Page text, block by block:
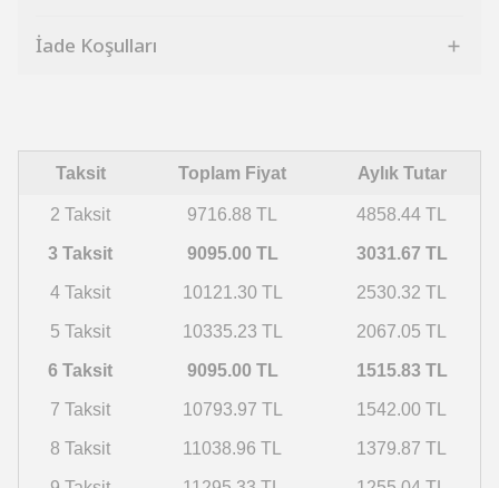
İade Koşulları
Taksit Toplam Fiyat Aylık Tutar
2 Taksit 9716.88 TL 4858.44 TL
3 Taksit 9095.00 TL 3031.67 TL
4 Taksit 10121.30 TL 2530.32 TL
5 Taksit 10335.23 TL 2067.05 TL
6 Taksit 9095.00 TL 1515.83 TL
7 Taksit 10793.97 TL 1542.00 TL
8 Taksit 11038.96 TL 1379.87 TL